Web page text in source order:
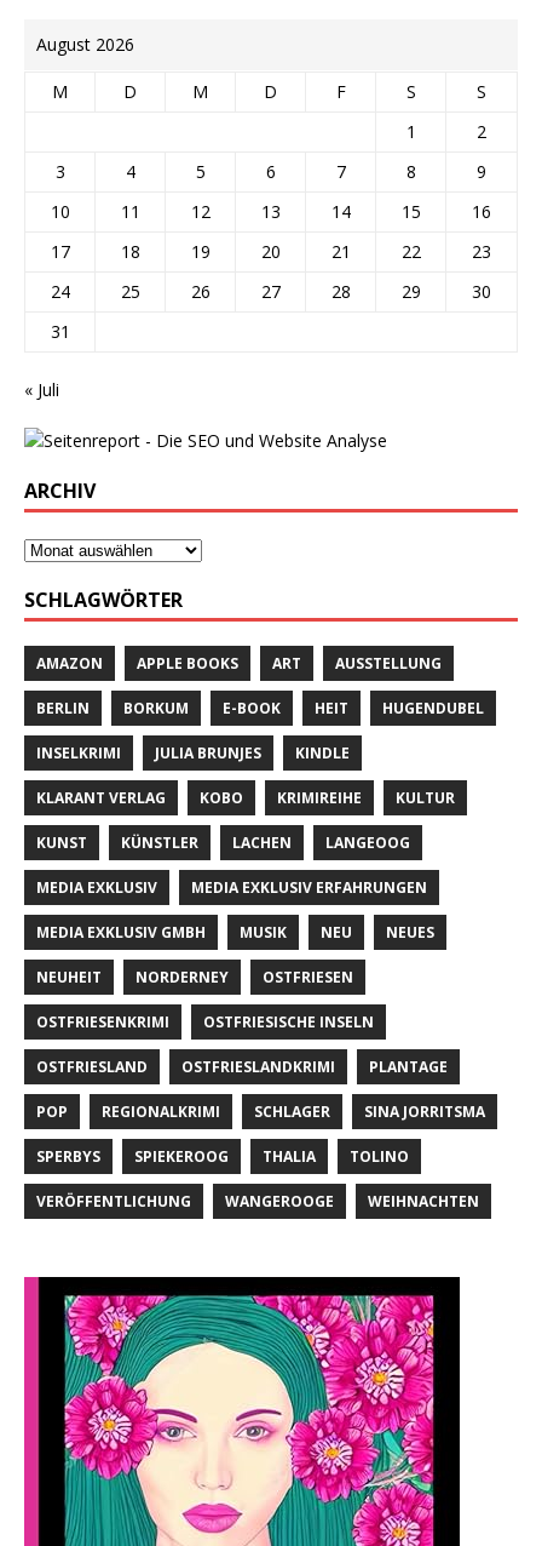
August 2026
M D M D F S
S
1
2
3
4 5 6 7 8
9
10
11 12 13 14 15
16
17
18 19 20 21 22
23
24
25 26 27 28 29
30
31
« Juli
ARCHIV
SCHLAGWÖRTER
AMAZON APPLE BOOKS ART AUSSTELLUNG
BERLIN BORKUM E-BOOK HEIT HUGENDUBEL
INSELKRIMI JULIA BRUNJES KINDLE
KLARANT VERLAG KOBO KRIMIREIHE KULTUR
KUNST KÜNSTLER LACHEN LANGEOOG
MEDIA EXKLUSIV MEDIA EXKLUSIV ERFAHRUNGEN
MEDIA EXKLUSIV GMBH MUSIK NEU NEUES
NEUHEIT NORDERNEY OSTFRIESEN
OSTFRIESENKRIMI OSTFRIESISCHE INSELN
OSTFRIESLAND OSTFRIESLANDKRIMI PLANTAGE
POP REGIONALKRIMI SCHLAGER SINA JORRITSMA
SPERBYS SPIEKEROOG THALIA TOLINO
VERÖFFENTLICHUNG WANGEROOGE WEIHNACHTEN